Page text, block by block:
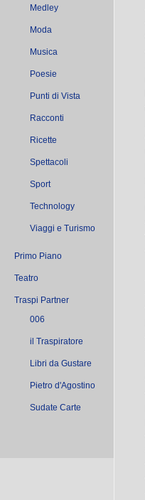
Medley
Moda
Musica
Poesie
Punti di Vista
Racconti
Ricette
Spettacoli
Sport
Technology
Viaggi e Turismo
Primo Piano
Teatro
Traspi Partner
006
il Traspiratore
Libri da Gustare
Pietro d'Agostino
Sudate Carte